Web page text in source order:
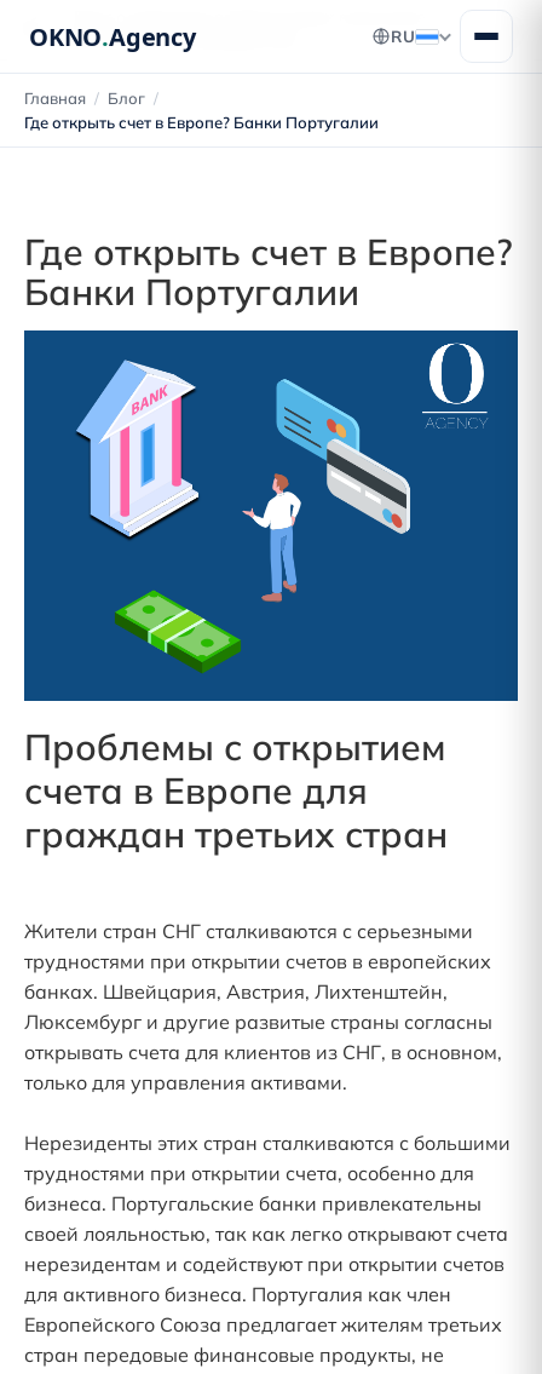
OKNO.Agency RU
Главная / Блог /
Где открыть счет в Европе? Банки Португалии
ВНЖ, ПМЖ и гражданства
Где открыть счет в Европе?
Банки Португалии
Проблемы с открытием
счета в Европе для
граждан третьих стран
Жители стран СНГ сталкиваются с серьезными
трудностями при открытии счетов в европейских
банках. Швейцария, Австрия, Лихтенштейн,
Люксембург и другие развитые страны согласны
открывать счета для клиентов из СНГ, в основном,
только для управления активами.
Нерезиденты этих стран сталкиваются с большими
трудностями при открытии счета, особенно для
бизнеса. Португальские банки привлекательны
своей лояльностью, так как легко открывают счета
нерезидентам и содействуют при открытии счетов
для активного бизнеса. Португалия как член
Европейского Союза предлагает жителям третьих
стран передовые финансовые продукты, не